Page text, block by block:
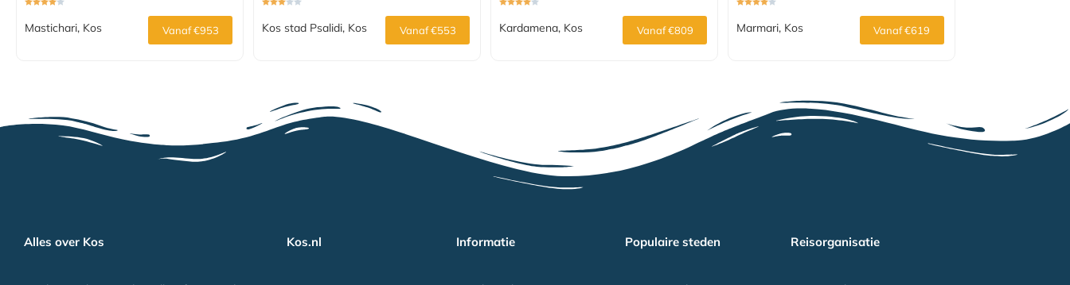
Mastichari, Kos Vanaf €953 Kos stad Psalidi, Kos Vanaf €553 Kardamena, Kos Vanaf €809 Marmari, Kos Vanaf €619
Alles over Kos Kos.nl Informatie Populaire steden Reisorganisatie